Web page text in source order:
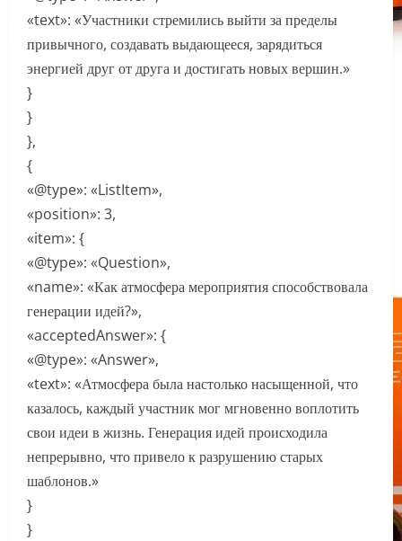
«text»: «Участники стремились выйти за пределы
привычного, создавать выдающееся, зарядиться
энергией друг от друга и достигать новых вершин.»
}
}
},
{
«@type»: «ListItem»,
«position»: 3,
«item»: {
«@type»: «Question»,
«name»: «Как атмосфера мероприятия способствовала
генерации идей?»,
«acceptedAnswer»: {
«@type»: «Answer»,
«text»: «Атмосфера была настолько насыщенной, что
казалось, каждый участник мог мгновенно воплотить
свои идеи в жизнь. Генерация идей происходила
непрерывно, что привело к разрушению старых
шаблонов.»
}
}